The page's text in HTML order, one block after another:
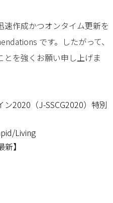
作成かつオンタイム更新を
です。したがって、
を強くお願い申し上げま
2020（J-SSCG2020）特別
Living
】